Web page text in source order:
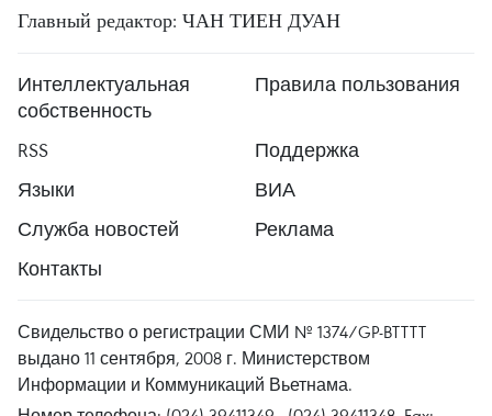
Главный редактор: ЧАН ТИЕН ДУАН
Интеллектуальная
собственность
Правила пользования
RSS
Поддержка
Языки
ВИА
Служба новостей
Реклама
Контакты
Свидельство о регистрации СМИ № 1374/GP-BTTTT
выдано 11 сентября, 2008 г. Министерством
Информации и Коммуникаций Вьетнама.